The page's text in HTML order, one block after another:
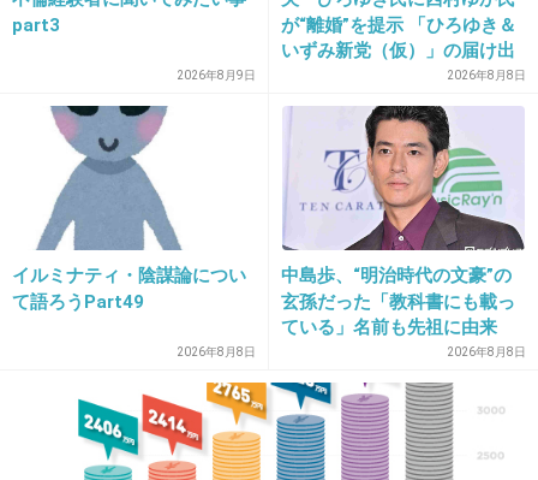
+63 -35
2018/09/13(木) 22:13:27
別に全然嫌いではないが、興奮するほど大物
か？とも思う。
けど考えてみたら今までもっと微妙なメンバー
もいたかな…元女子アナウンサーとか。
+206 -18
2018/09/13(木) 22:13:46
part3
2026年8月9日
が“離婚”を提示 「ひろゆき＆
いずみ新党（仮）」の届け出
を知らされず激怒「信頼関係
が保てない状態で夫婦を続け
るのは無理」
2026年8月8日
イルミナティ・陰謀論につい
て語ろうPart49
2026年8月8日
中島歩、“明治時代の文豪”の
玄孫だった「教科書にも載っ
ている」名前も先祖に由来
2026年8月8日